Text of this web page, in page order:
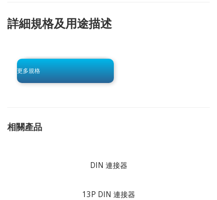
詳細規格及用途描述
更多規格
click to begin
-0 KB .pdf
相關產品
DIN 連接器
13P DIN 連接器